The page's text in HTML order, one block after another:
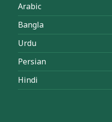
Arabic
Bangla
Urdu
Persian
Hindi